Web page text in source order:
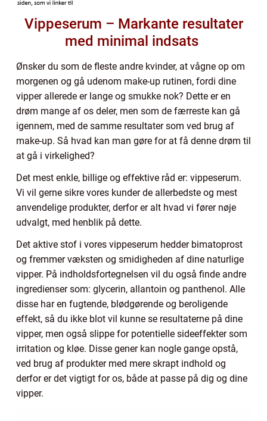
Vippeserum – Markante resultater
med minimal indsats
Ønsker du som de fleste andre kvinder, at vågne op om
morgenen og gå udenom make-up rutinen, fordi dine
vipper allerede er lange og smukke nok? Dette er en
drøm mange af os deler, men som de færreste kan gå
igennem, med de samme resultater som ved brug af
make-up. Så hvad kan man gøre for at få denne drøm til
at gå i virkelighed?
Det mest enkle, billige og effektive råd er: vippeserum.
Vi vil gerne sikre vores kunder de allerbedste og mest
anvendelige produkter, derfor er alt hvad vi fører nøje
udvalgt, med henblik på dette.
Det aktive stof i vores vippeserum hedder bimatoprost
og fremmer væksten og smidigheden af dine naturlige
vipper. På indholdsfortegnelsen vil du også finde andre
ingredienser som: glycerin, allantoin og panthenol. Alle
disse har en fugtende, blødgørende og beroligende
effekt, så du ikke blot vil kunne se resultaterne på dine
vipper, men også slippe for potentielle sideeffekter som
irritation og kløe. Disse gener kan nogle gange opstå,
ved brug af produkter med mere skrapt indhold og
derfor er det vigtigt for os, både at passe på dig og dine
vipper.